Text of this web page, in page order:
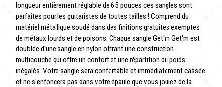
longueur entièrement réglable de 65 pouces ces sangles sont
parfaites pour les guitaristes de toutes tailles ! Comprend du
matériel métallique soudé dans des finitions gratuites exemptes
de métaux lourds et de poisons. Chaque sangle Get'm Get'm est
doublée d'une sangle en nylon offrant une construction
multicouche qui offre un confort et une répartition du poids
inégalés. Votre sangle sera confortable et immédiatement cassée
et ne s'enfoncera pas dans votre épaule que vous jouiez de la